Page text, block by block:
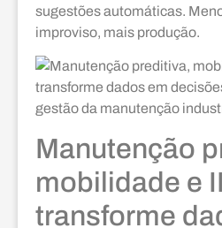
sugestões automáticas.
improviso, mais produção.
Manutenção
mobilidade e
transforme